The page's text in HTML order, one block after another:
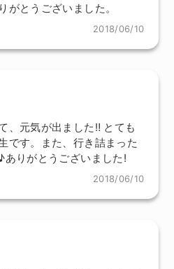
がとうございました。
2018/06/10
、元気が出ました‼ とても
です。また、行き詰まった
ありがとうございました!
2018/06/10